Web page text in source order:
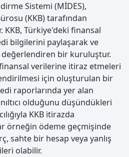
Sistemi (MİDES),
(KKB) tarafından
Türkiye'deki finansal
bilgilerini paylaşarak ve
bir kuruluştur.
verilerine itiraz etmeleri
için oluşturulan bir
raporlarında yer alan
olduğunu düşündükleri
KKB itirazda
örneğin ödeme geçmişinde
sahte bir hesap veya yanlış
olabilir.